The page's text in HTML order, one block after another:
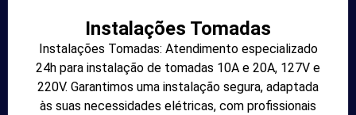
Instalações Tomadas
Instalações Tomadas: Atendimento especializado
24h para instalação de tomadas 10A e 20A, 127V e
220V. Garantimos uma instalação segura, adaptada
às suas necessidades elétricas, com profissionais